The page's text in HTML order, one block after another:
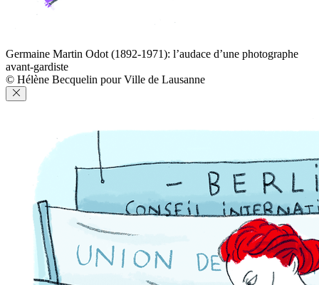
Germaine Martin Odot (1892-1971): l’audace d’une photographe
avant-gardiste
© Hélène Becquelin pour Ville de Lausanne